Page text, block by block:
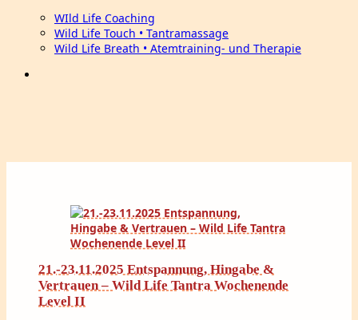
WIld Life Coaching
Wild Life Touch • Tantramassage
Wild Life Breath • Atemtraining- und Therapie
21.-23.11.2025 Entspannung, Hingabe &
Vertrauen – Wild Life Tantra Wochenende
Level II